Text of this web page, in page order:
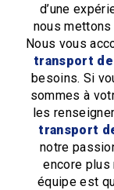
d’une
nous
Nous vous
transport
besoins. Si
sommes à
les
transport
notre
encore plus
équipe est